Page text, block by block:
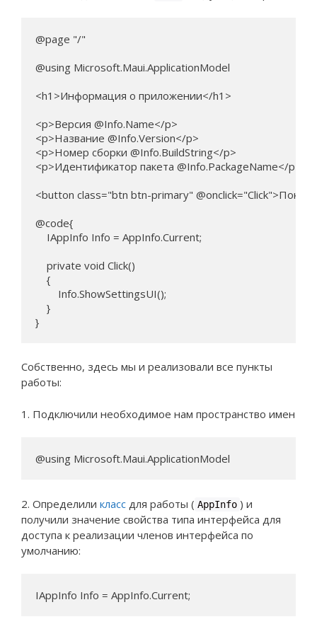
@page "/"
@using Microsoft.Maui.ApplicationModel
<h1>Информация о приложении</h1>
<p>Версия @Info.Name</p>
<p>Название @Info.Version</p>
<p>Номер сборки @Info.BuildString</p>
<p>Идентификатор пакета @Info.PackageName</p>
<button class="btn btn-primary"
@code{
    IAppInfo Info = AppInfo.Current;
    private void Click()
    {
        Info.ShowSettingsUI();
    }
}
Собственно, здесь мы и реализовали все пункты
работы:
1. Подключили необходимое нам пространство имен
@using Microsoft.Maui.ApplicationModel
2. Определили класс для работы ( AppInfo ) и
получили значение свойства типа интерфейса для
доступа к реализации членов интерфейса по
умолчанию:
IAppInfo Info = AppInfo.Current;